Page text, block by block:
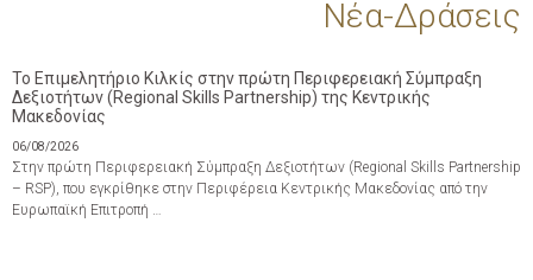
Νέα-Δράσεις
Το Επιμελητήριο Κιλκίς στην πρώτη Περιφερειακή Σύμπραξη
Δεξιοτήτων (Regional Skills Partnership) της Κεντρικής
Μακεδονίας
06/08/2026
Στην πρώτη Περιφερειακή Σύμπραξη Δεξιοτήτων (Regional Skills Partnership
– RSP), που εγκρίθηκε στην Περιφέρεια Κεντρικής Μακεδονίας από την
Ευρωπαϊκή Επιτροπή …